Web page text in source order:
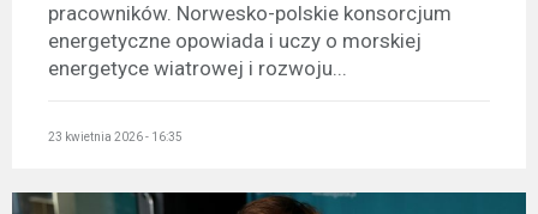
pracowników. Norwesko-polskie konsorcjum
energetyczne opowiada i uczy o morskiej
energetyce wiatrowej i rozwoju...
23 kwietnia 2026 - 16:35